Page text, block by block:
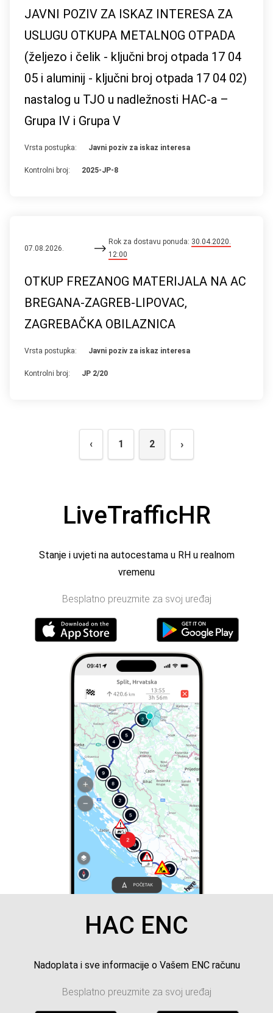
JAVNI POZIV ZA ISKAZ INTERESA ZA
USLUGU OTKUPA METALNOG OTPADA
(željezo i čelik - ključni broj otpada 17 04
05 i aluminij - ključni broj otpada 17 04 02)
nastalog u TJO u nadležnosti HAC-a –
Grupa IV i Grupa V
Vrsta postupka: Javni poziv za iskaz interesa
Kontrolni broj: 2025-JP-8
07.08.2026.
Rok za dostavu ponuda: 30.04.2020.
12:00
OTKUP FREZANOG MATERIJALA NA AC
BREGANA-ZAGREB-LIPOVAC,
ZAGREBAČKA OBILAZNICA
Vrsta postupka: Javni poziv za iskaz interesa
Kontrolni broj: JP 2/20
‹ 1 2 ›
LiveTrafficHR
Stanje i uvjeti na autocestama u RH u realnom
vremenu
Besplatno preuzmite za svoj uređaj
HAC ENC
Nadoplata i sve informacije o Vašem ENC računu
Besplatno preuzmite za svoj uređaj